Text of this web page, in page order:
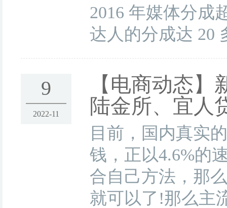
2016 年媒体分成
达人的分成达 20
9
2022-11
【电商动态】
陆金所、宜人
目前，国内真实
钱，正以4.6%的
合自己方法，那
就可以了!那么主